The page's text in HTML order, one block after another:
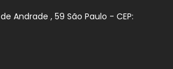
Andrade , 59 São Paulo - CEP: